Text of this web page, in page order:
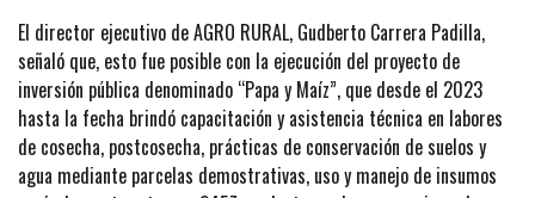
El director ejecutivo de AGRO RURAL, Gudberto Carrera Padilla,
señaló que, esto fue posible con la ejecución del proyecto de
inversión pública denominado “Papa y Maíz”, que desde el 2023
hasta la fecha brindó capacitación y asistencia técnica en labores
de cosecha, postcosecha, prácticas de conservación de suelos y
agua mediante parcelas demostrativas, uso y manejo de insumos